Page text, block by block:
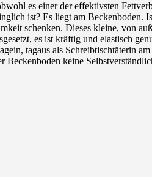
es einer der effektivsten
ist? Es liegt am Beckenboden.
schenken. Dieses kleine, von
es ist kräftig und elastisch
tagaus als Schreibtischtäterin
Beckenboden keine